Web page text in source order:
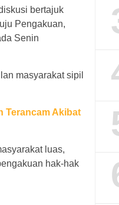
bertajuk
Pengakuan,
Senin
masyarakat sipil
Terancam Akibat
luas,
hak-hak